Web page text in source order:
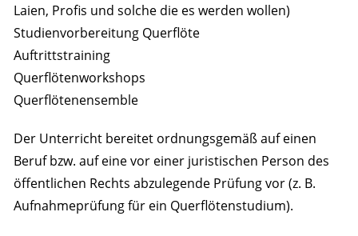
Laien, Profis und solche die es werden wollen)
Studienvorbereitung Querflöte
Auftrittstraining
Querflötenworkshops
Querflötenensemble
Der Unterricht bereitet ordnungsgemäß auf einen
Beruf bzw. auf eine vor einer juristischen Person des
öffentlichen Rechts abzulegende Prüfung vor (z. B.
Aufnahmeprüfung für ein Querflötenstudium).